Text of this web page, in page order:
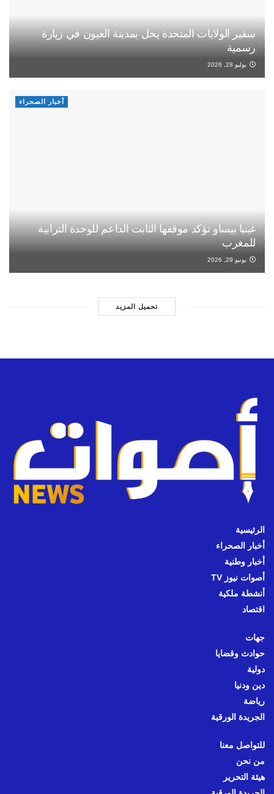
سفير الولايات المتحدة يحل بمدينة العيون في زيارة
رسمية
يوليو 28, 2026
أخبار الصحراء
غينيا بيساو تؤكد موقفها الثابت الداعم للوحدة الترابية
للمغرب
يونيو 29, 2026
تحميل المزيد
الرئيسية
أخبار الصحراء
أخبار وطنية
أصوات نيوز TV
أنشطة ملكية
اقتصاد
جهات
حوادث وقضايا
دولية
دين ودنيا
رياضة
الجريدة الورقية
للتواصل معنا
من نحن
هيئة التحرير